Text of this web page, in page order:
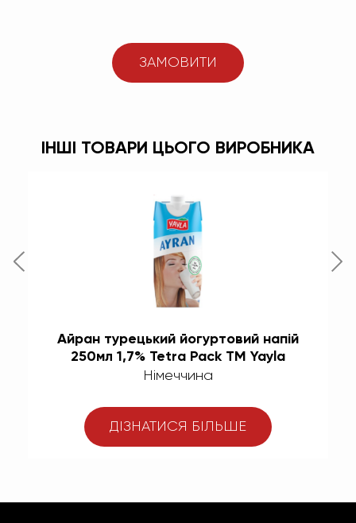
ЗАМОВИТИ
ІНШІ ТОВАРИ ЦЬОГО ВИРОБНИКА
Айран турецький йогуртовий напій
250мл 1,7% Tetra Pack ТМ Yayla
Німеччина
ДІЗНАТИСЯ БІЛЬШЕ